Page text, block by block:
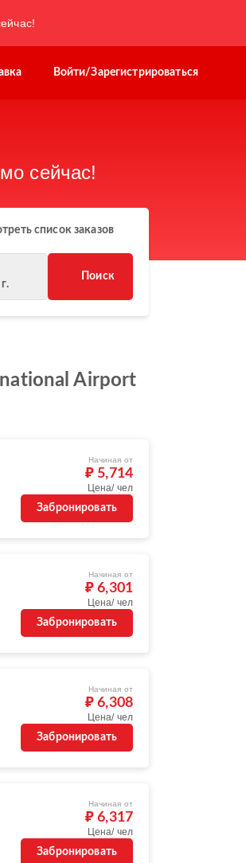
Войти/Зарегистрироваться
сейчас!
список заказов
Поиск
Airport
Начиная от
₽ 5,714
Цена/ чел
Забронировать
Начиная от
₽ 6,301
Цена/ чел
Забронировать
Начиная от
₽ 6,308
Цена/ чел
Забронировать
Начиная от
₽ 6,317
Цена/ чел
Забронировать